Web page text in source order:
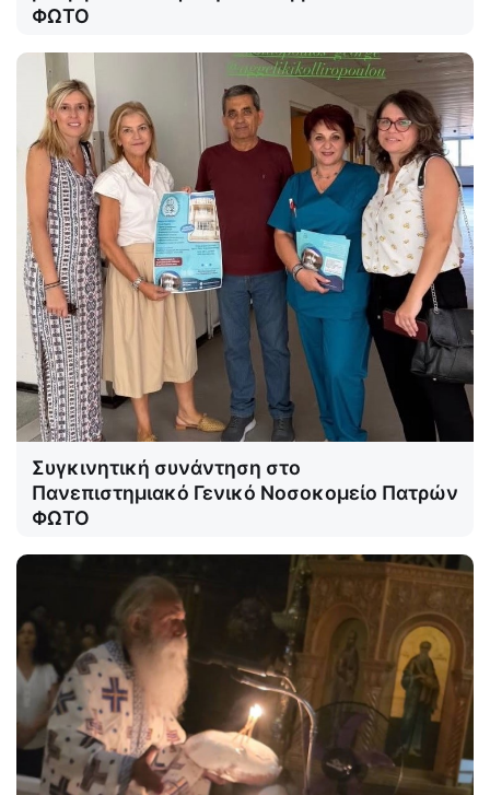
ΦΩΤΟ
Συγκινητική συνάντηση στο
Πανεπιστημιακό Γενικό Νοσοκομείο Πατρών
ΦΩΤΟ